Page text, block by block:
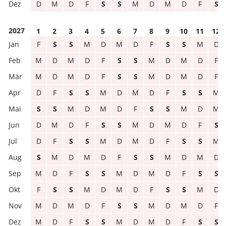
D
M D F S S M D M D F S
2027 1 2 3 4 5 6 7 8 9 10 11
12
F
S S M D M D F S S M
D
M
D M D F S S M D M D
F
M
D M D F S S M D M D
F
D
F S S M D M D F S S
M
S
S M D M D F S S M D
M
D
M D F S S M D M D F
S
D
F S S M D M D F S S
M
S
M D M D F S S M D M
D
M
D F S S M D M D F S
S
F
S S M D M D F S S M
D
M
D M D F S S M D M D
F
M
D F S S M D M D F S S